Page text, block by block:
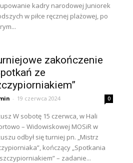
kadry narodowej Juniorek
w piłce ręcznej plażowej, po
zakończenie
ze
- 19 czerwca 2024 0
W sobotę 15 czerwca, w Hali
– Widowiskowej MOSiR w
odbył się turniej pn. „Mistrz
kończący „Spotkania
– zadanie...